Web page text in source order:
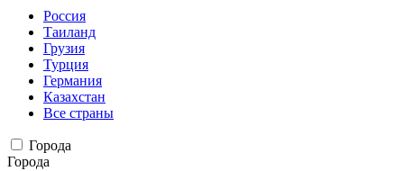
Россия
Таиланд
Грузия
Турция
Германия
Казахстан
Все страны
Города
Города